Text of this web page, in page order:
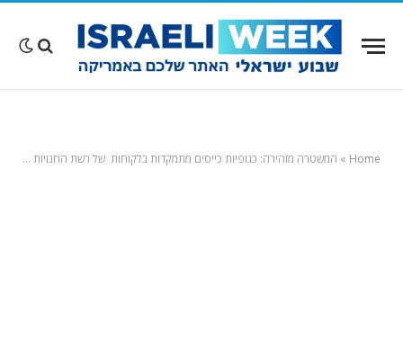
Home
» המשטרה מזהירה: כנופיות כייסים מתמקדות בלקוחות של רשת החנויות החביבה על נשות קליפורניה